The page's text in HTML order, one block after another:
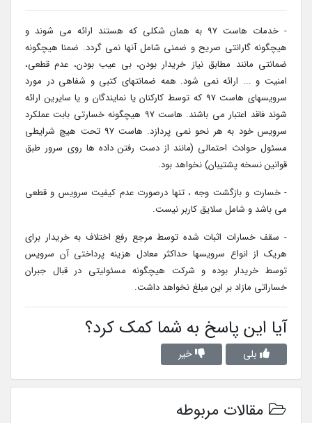
- خدمات هاست 97 به همان شکلی که هستند ارائه می شوند و
هیچگونه گارانتی صریح و ضمنی شامل آنها نمی گردد. ضمنا هیچگونه
ضمانتی مانند مطابق نیاز خریدار بودن، بی عیب بودن، عدم قطعی،
امنیت و ... ارائه نمی شود. همه ضمانتهای کتبی و شفاهی در مورد
سرویسهای هاست 97 که توسط کارکنان یا نمایندگان و یا سایرین ارائه
شوند فاقد اعتبار می باشند. هاست 97 هیچگونه خسارتی بابت عملکرد
سرویس خود به هر نحو نمی پردازد. هاست 97 تحت هیچ شرایطی
مسئول حوادث احتمالی (مانند از دست رفتن داده ها روی سرور طبق
قوانین نسخه پشتیبان) نخواهد بود.
- خسارت و بازگشت وجه ، تنها درصورت عدم کیفیت سرویس و قطعی
می باشد و شامل سلایق کاربر نیست.
- سقف خسارات اثبات شده توسط مرجع رفع اختلاف به خریدار برای
هریک از انواع سرویسها حداکثر معادل هزینه پرداختی آن سرویس
توسط خریدار بوده و شرکت هیچگونه مسئولیتی در قبال جبران
خساراتی مازاد بر این مبلغ نخواهد داشت.
آیا این پاسخ به شما کمک کرد؟
مقالات مربوطه